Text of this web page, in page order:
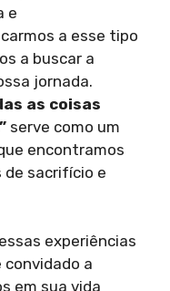
e
a esse tipo
a buscar a
jornada.
as coisas
serve como um
encontramos
de sacrifício e
experiências
convidado a
em sua vida